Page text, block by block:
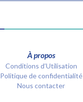
À propos
Conditions d’Utilisation
Politique de confidentialité
Nous contacter